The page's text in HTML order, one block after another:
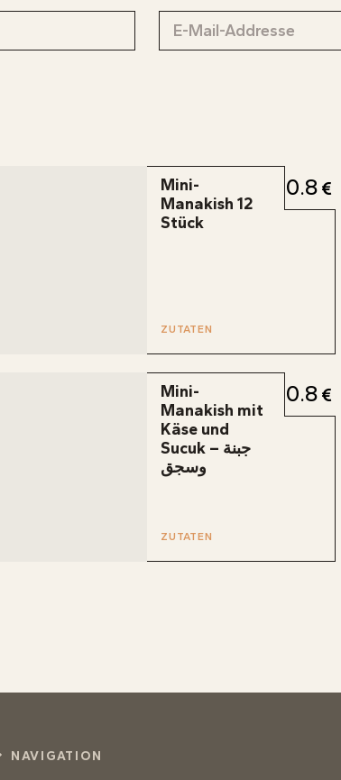
Mini-
Manakish 12
Stück
0.8
ZUTATEN
Mini-
Manakish mit
Käse und
Sucuk – جبنة
وسجق
0.8
ZUTATEN
NAVIGATION